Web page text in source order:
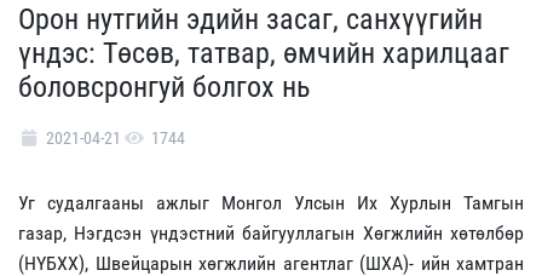
Орон нутгийн эдийн засаг, санхүүгийн
үндэс: Төсөв, татвар, өмчийн харилцааг
боловсронгуй болгох нь
2021-04-21 1744
Уг судалгааны ажлыг Монгол Улсын Их Хурлын Тамгын
газар, Нэгдсэн үндэстний байгууллагын Хөгжлийн хөтөлбөр
(НҮБХХ), Швейцарын хөгжлийн агентлаг (ШХА)- ийн хамтран